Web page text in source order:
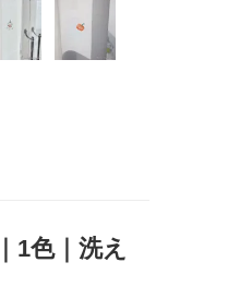
1色｜洗え